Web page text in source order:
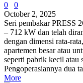
0
0
October 2, 2025
Seri pembakar PRESS
– 712 kW dan telah
dengan dimensi rata-
apartemen besar atau
seperti pabrik kecil atau
Pengoperasiannya dua
More